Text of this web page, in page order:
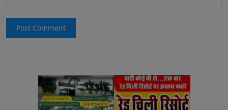
Post Comment